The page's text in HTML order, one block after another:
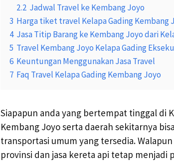
2.2 Jadwal Travel ke Kembang Joyo
3 Harga tiket travel Kelapa Gading Kembang
4 Jasa Titip Barang ke Kembang Joyo dari
5 Travel Kembang Joyo Kelapa Gading
6 Keuntungan Menggunakan Jasa Travel
7 Faq Travel Kelapa Gading Kembang Joyo
Siapapun anda yang bertempat tinggal di
Kembang Joyo serta daerah sekitarnya
transportasi umum yang tersedia.
provinsi dan jasa kereta api tetap menjadi